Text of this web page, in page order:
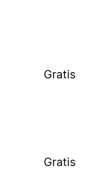
Gratis
Gratis